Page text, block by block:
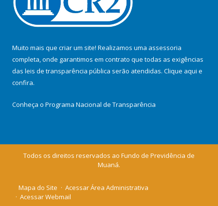
Muito mais que criar um site! Realizamos uma assessoria
completa, onde garantimos em contrato que todas as exigências
das leis de transparência pública serão atendidas. Clique aqui e
confira.
Conheça o Programa Nacional de Transparência
Todos os direitos reservados ao Fundo de Previdência de
Muaná.
Mapa do Site
Acessar Área Administrativa
Acessar Webmail